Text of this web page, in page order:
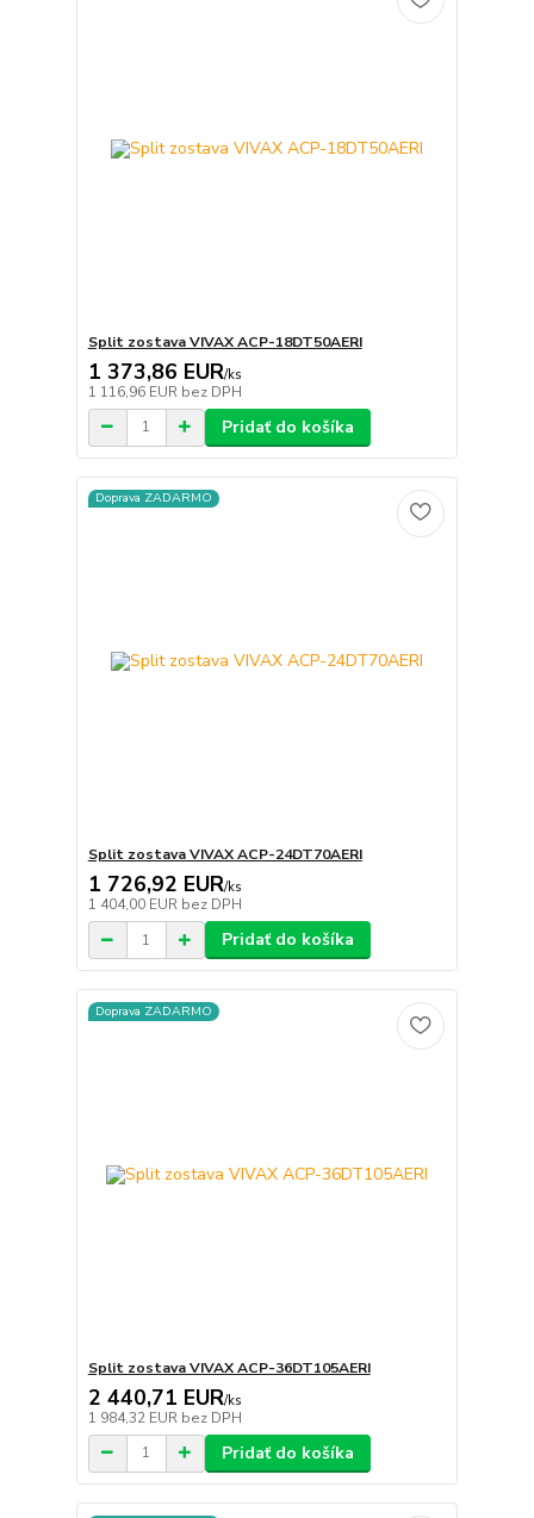
Split zostava VIVAX ACP-18DT50AERI
1 373,86 EUR/ks
1 116,96 EUR bez DPH
Pridať do košíka
Doprava ZADARMO
Split zostava VIVAX ACP-24DT70AERI
1 726,92 EUR/ks
1 404,00 EUR bez DPH
Pridať do košíka
Doprava ZADARMO
Split zostava VIVAX ACP-36DT105AERI
2 440,71 EUR/ks
1 984,32 EUR bez DPH
Pridať do košíka